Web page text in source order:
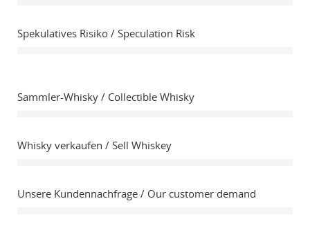
Spekulatives Risiko / Speculation Risk
Sammler-Whisky / Collectible Whisky
Whisky verkaufen / Sell Whiskey
Unsere Kundennachfrage / Our customer demand